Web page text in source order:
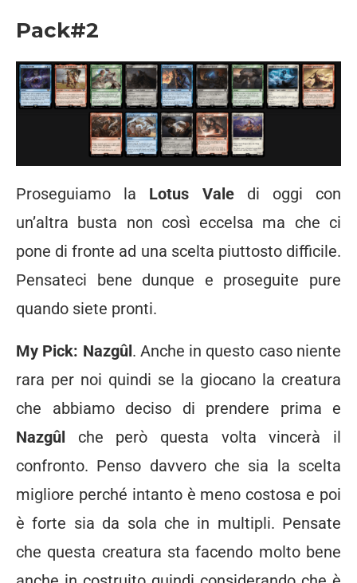
Pack#2
Proseguiamo la Lotus Valedi oggi con
un’altra busta non così eccelsa ma che ci
pone di fronte ad una scelta piuttosto difficile.
Pensateci bene dunque e proseguite pure
quando siete pronti.
My Pick: Nazgûl . Anche in questo caso niente
rara per noi quindi se la giocano la creatura
che abbiamo deciso di prendere prima e
Nazgûl
che però questa volta vincerà il
confronto. Penso davvero che sia la scelta
migliore perché intanto è meno costosa e poi
è forte sia da sola che in multipli. Pensate
che questa creatura sta facendo molto bene